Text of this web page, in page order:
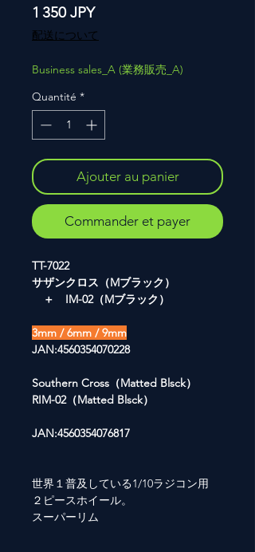
1 350 JPYPrix
配送について
Business sales_A (業務販売_A)
Quantité *
Ajouter au panier
Commander et payer
TT-7022
サザンクロス（Mブラック）
＋ IM-02（Mブラック）
3mm / 6mm / 9mm
JAN:4560354070228
Southern Cross（Matted Blsck）
RIM-02（Matted Blsck）
JAN:4560354076817
世界１普及している1/10ラジコン用
２ピースホイール。
スーパーリム